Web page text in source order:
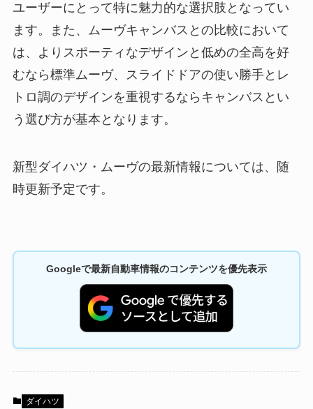
ユーザーにとって特に魅力的な選択肢となってい
ます。また、ムーヴキャンバスとの比較において
は、よりスポーティなデザインと低めの全高を好
むなら標準ムーヴ、スライドドアの使い勝手とレ
トロ調のデザインを重視するならキャンバスとい
う選び方が基本となります。
新型ダイハツ・ムーヴの最新情報については、随
時更新予定です。
Googleで最新自動車情報のコンテンツを優先表示
ダイハツ